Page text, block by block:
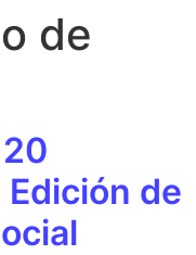
de
de